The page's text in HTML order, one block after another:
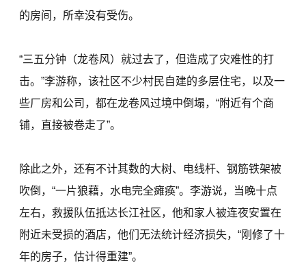
的房间，所幸没有受伤。
“三五分钟（龙卷风）就过去了，但造成了灾难性的打
击。”李游称，该社区不少村民自建的多层住宅，以及一
些厂房和公司，都在龙卷风过境中倒塌，“附近有个商
铺，直接被卷走了”。
除此之外，还有不计其数的大树、电线杆、钢筋铁架被
吹倒，“一片狼藉，水电完全瘫痪”。李游说，当晚十点
左右，救援队伍抵达长江社区，他和家人被连夜安置在
附近未受损的酒店，他们无法统计经济损失，“刚修了十
年的房子，估计得重建”。